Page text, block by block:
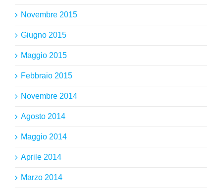
Novembre 2015
Giugno 2015
Maggio 2015
Febbraio 2015
Novembre 2014
Agosto 2014
Maggio 2014
Aprile 2014
Marzo 2014